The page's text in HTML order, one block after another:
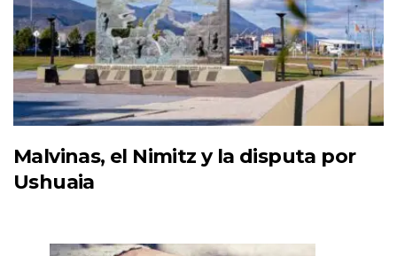
Malvinas, el Nimitz y la disputa por
Ushuaia